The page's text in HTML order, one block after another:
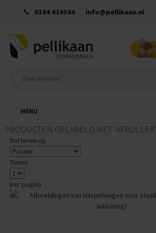
0184 416566 info@pellikaan.nl
MENU
PRODUCTEN GELABELD MET 'AFROLLER'
Sorteren op
Tonen
per pagina